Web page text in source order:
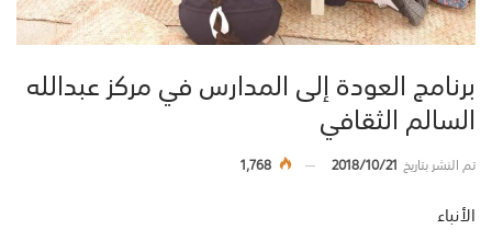
برنامج العودة إلى المدارس في مركز عبدالله
السالم الثقافي
تم النشر بتاريخ 2018/10/21
1,768
الأنباء